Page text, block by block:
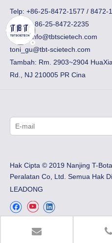
Telp: +86-25-8472-1577 / 8472-
Faks:​+ 86-25-8472-2235
Email: info@tbtscietech.com
toni_gu@tbt-scietech.com
Tambah: Rm. 2903~2904
Rd., NJ 210005 PR Cina
Hak Cipta © 2019 Nanjing T-
Peralatan Co, Ltd. Semua Hak
LEADONG